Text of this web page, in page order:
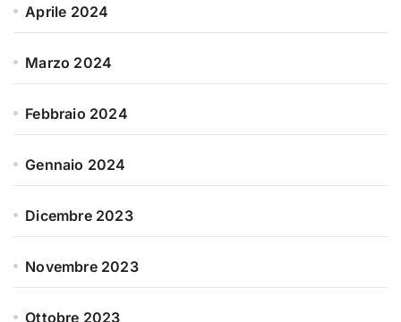
Aprile 2024
Marzo 2024
Febbraio 2024
Gennaio 2024
Dicembre 2023
Novembre 2023
Ottobre 2023